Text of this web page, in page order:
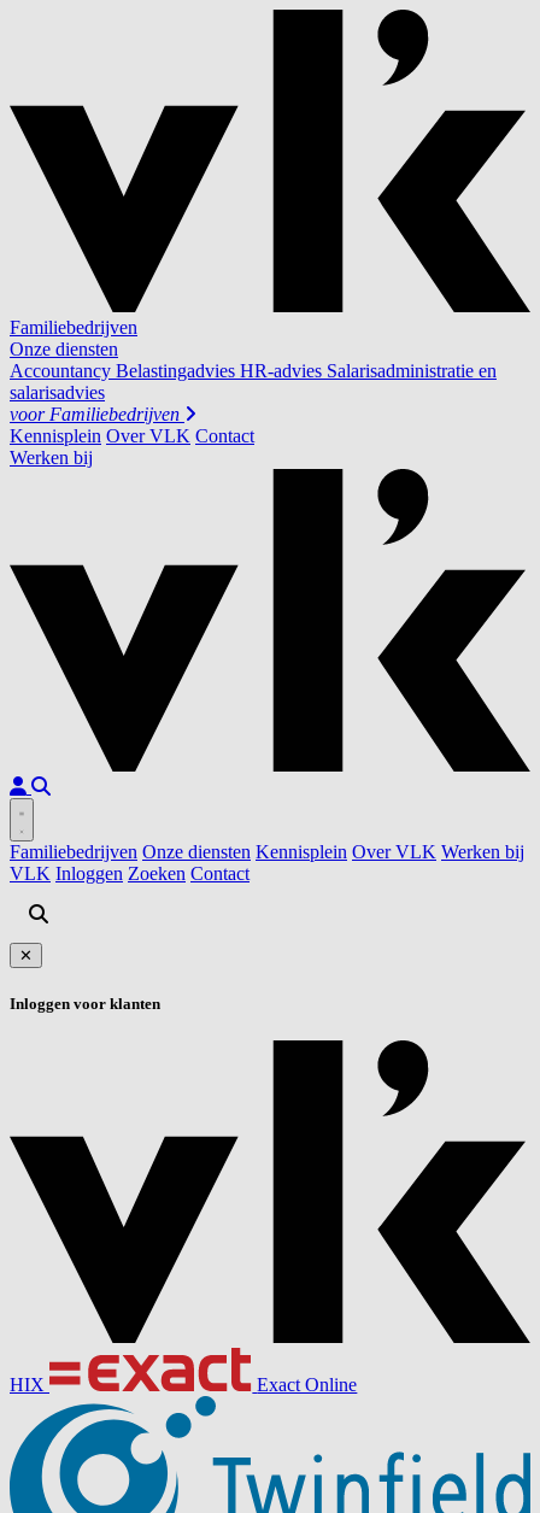
Familiebedrijven
Onze diensten
Accountancy Belastingadvies HR-advies Salarisadministratie en
salarisadvies
voor Familiebedrijven
Kennisplein Over VLK Contact
Werken bij
Familiebedrijven Onze diensten Kennisplein Over VLK Werken bij
VLK Inloggen Zoeken Contact
✕
Inloggen voor klanten
HIX Exact Online